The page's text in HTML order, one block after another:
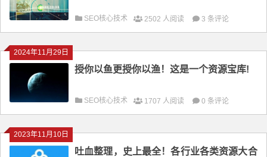
SEO核心技术 2502 人阅读 3 条评论
2024年11月29日
授你以鱼更授你以渔！这是一个资源宝库!
SEO核心技术 1707 人阅读 0 条评论
2023年11月10日
吐血整理，史上最全！各行业各类资源大合